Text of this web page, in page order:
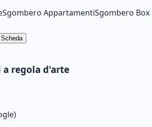
Sgombero AppartamentiSgombero Box
a regola d'arte